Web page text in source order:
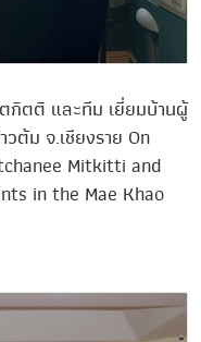
กิตติ และทีม เยี่ยมบ้านผู้
ต้ม จ.เชียงราย On
Mitkitti and
in the Mae Khao